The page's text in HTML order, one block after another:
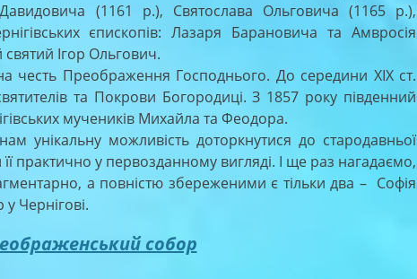
(1161 р.), Святослава Ольговича (1165 р.),
єпископів: Лазаря Барановича та Амвросія
Ігор Ольгович.
Преображення Господнього. До середини ХІХ ст.
та Покрови Богородиці. З 1857 року південний
мучеників Михайла та Феодора.
можливість доторкнутися до стародавньої
її практично у первозданному вигляді. І ще раз нагадаємо,
а повністю збереженими є тільки два – Софія
Чернігові.
собор